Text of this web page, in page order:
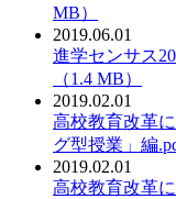
MB）
2019.06.01
PDF：
進学センサス
（1.4 MB）
2019.02.01
PDF：
高校教育改革
グ型授業」編
2019.02.01
PDF：
高校教育改革